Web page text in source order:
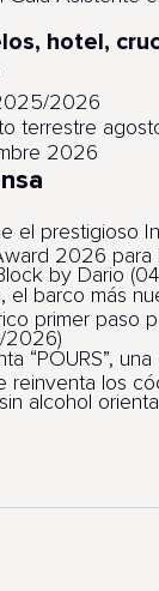
hotel,
2026
terrestre
2026
el prestigioso
2026
by Dario
el barco más
primer paso
2026)
“POURS”,
reinventa los
alcohol